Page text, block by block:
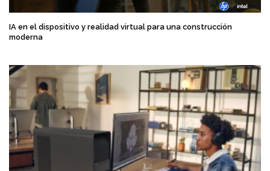
IA en el dispositivo y realidad virtual para una construcción
moderna